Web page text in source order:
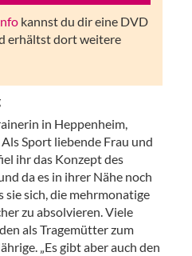
kannst du dir eine DVD
erhältst dort weitere
in Heppenheim,
Sport liebende Frau und
ihr das Konzept des
da es in ihrer Nähe noch
sie sich, die mehrmonatige
zu absolvieren. Viele
als Tragemütter zum
„Es gibt aber auch den